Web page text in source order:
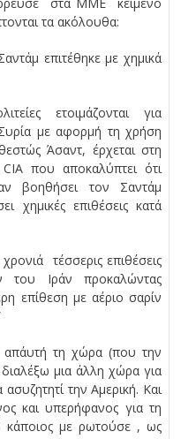
τα ακόλουθα:
επιτέθηκε με χημικά
ετοιμάζονται για
με αφορμή τη χρήση
Άσαντ, έρχεται στη
που αποκαλύπτει ότι
βοηθήσει τον Σαντάμ
χημικές επιθέσεις κατά
τέσσερις επιθέσεις
του Ιράν προκαλώντας
επίθεση με αέριο σαρίν
τη χώρα (που την
μια άλλη χώρα για
την Αμερική. Και
και υπερήφανος για τη
με ρωτούσε , ως